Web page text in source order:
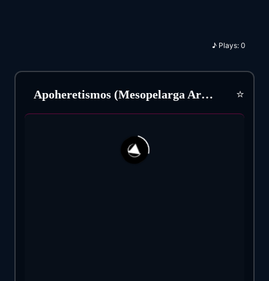
♪ Plays:0
Apoheretismos (Mesopelarga Armenizo) Nikos Ksiluris (1977) ⭐